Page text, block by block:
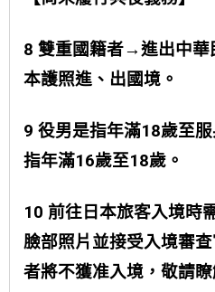
8 雙重國籍者→進出中華
本護照進、出國境。
9 役男是指年滿18歲至
指年滿16歲至18歲。
10 前往日本旅客入境時
臉部照片並接受入境審
者將不獲准入境，敬請瞭